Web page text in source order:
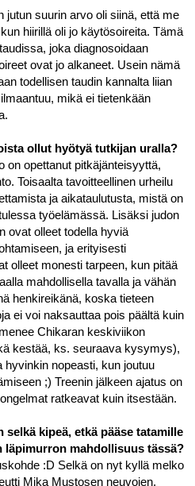
jutun suurin arvo oli siinä, että me
hiirillä oli jo käytösoireita. Tämä
joka diagnosoidaan
ovat jo alkaneet. Usein nämä
todellisen taudin kannalta liian
mikä ei tietenkään
ollut hyötyä tutkijan uralla?
on opettanut pitkäjänteisyyttä,
Toisaalta tavoitteellinen urheilu
ja aikataulutusta, mistä on
työelämässä. Lisäksi judon
ovat olleet todella hyviä
ja erityisesti
olleet monesti tarpeen, kun pitää
mahdollisella tavalla ja vähän
henkireikänä, koska tieteen
ei voi naksauttaa pois päältä kuin
Chikaran keskiviikon
kestää, ks. seuraava kysymys),
hyvinkin nopeasti, kun joutuu
;) Treenin jälkeen ajatus on
ratkeavat kuin itsestään.
selkä kipeä, etkä pääse tatamille
läpimurron mahdollisuus tässä?
:D Selkä on nyt kyllä melko
Mika Mustosen neuvojen,